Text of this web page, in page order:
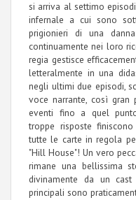
si arriva al settimo
infernale a cui sono
prigionieri di una
continuamente nei loro
regia gestisce
letteralmente in una
negli ultimi due episodi,
voce narrante, così
eventi fino a quel
troppe risposte
tutte le carte in regola
"Hill House"! Un vero
rimane una bellissima
divinamente da un
principali sono